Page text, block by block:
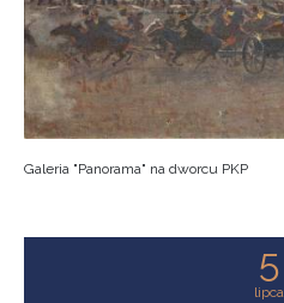
Galeria "Panorama" na dworcu PKP
5
lipca